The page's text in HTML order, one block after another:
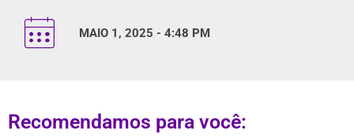
MAIO 1, 2025 - 4:48 PM
Recomendamos para você: